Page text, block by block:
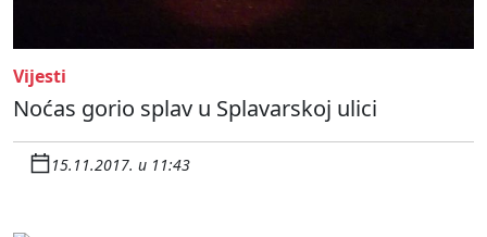
Vijesti
Noćas gorio splav u Splavarskoj ulici
15.11.2017. u 11:43